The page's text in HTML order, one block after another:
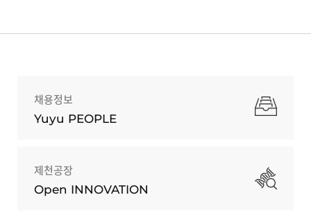
채용정보
Yuyu PEOPLE
제천공장
Open INNOVATION